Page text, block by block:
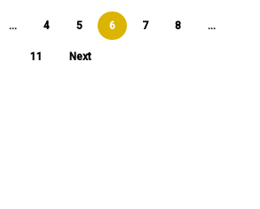
… 4 5 6 7 8 …
11 Next